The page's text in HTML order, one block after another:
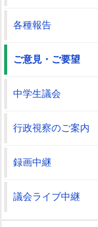
各種報告
ご意見・ご要望
中学生議会
行政視察のご案内
録画中継
議会ライブ中継